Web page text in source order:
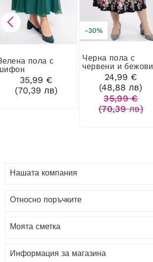
с
35,99 €
(70,39 лв)
-30%
Черна пола с
червени и бежови
24,99 €
(48,88 лв)
35,99 €
(70,39 лв)
Нашата компания
Относно поръчките
Моята сметка
Информация за магазина